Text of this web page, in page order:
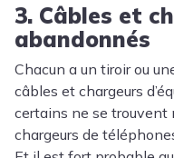
3. Câbles et
abandonnés
Chacun a un tiroir ou
câbles et chargeurs
certains ne se trouvent
chargeurs de